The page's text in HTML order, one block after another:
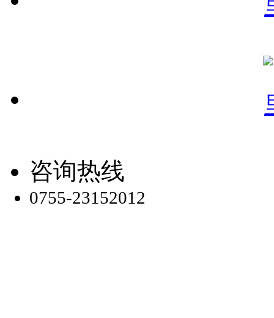
咨询热线
0755-23152012